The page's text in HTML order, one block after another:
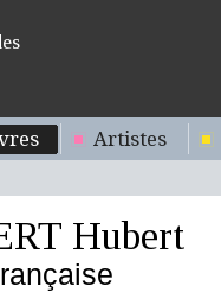
Artistes
Hubert